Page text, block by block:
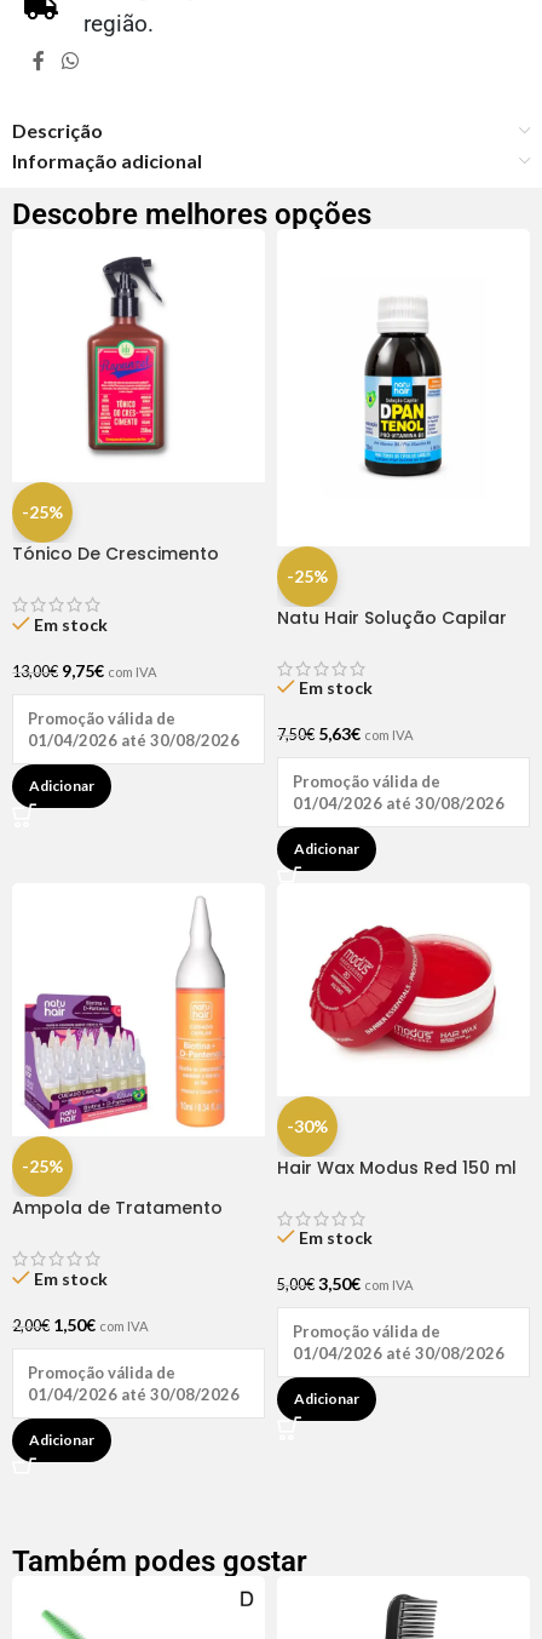
região.
Descrição
Informação adicional
Descobre melhores opções
-25%
Tónico De Crescimento
Em stock
13,00€ 9,75€ com IVA
Promoção válida de
01/04/2026 até 30/08/2026
Adicionar
-25%
Natu Hair Solução Capilar
Em stock
7,50€ 5,63€ com IVA
Promoção válida de
01/04/2026 até 30/08/2026
Adicionar
-25%
Ampola de Tratamento
Hair (1 UNIDADE)
Em stock
2,00€ 1,50€ com IVA
Promoção válida de
01/04/2026 até 30/08/2026
Adicionar
-30%
Hair Wax Modus Red 150 ml
Em stock
5,00€ 3,50€ com IVA
Promoção válida de
01/04/2026 até 30/08/2026
Adicionar
Também podes gostar